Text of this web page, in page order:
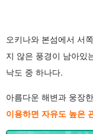
오키나와 본섬에서 서
지 않은 풍경이 남아있
낙도 중 하나다.
아름다운 해변과 웅장
이용하면 자유도 높은